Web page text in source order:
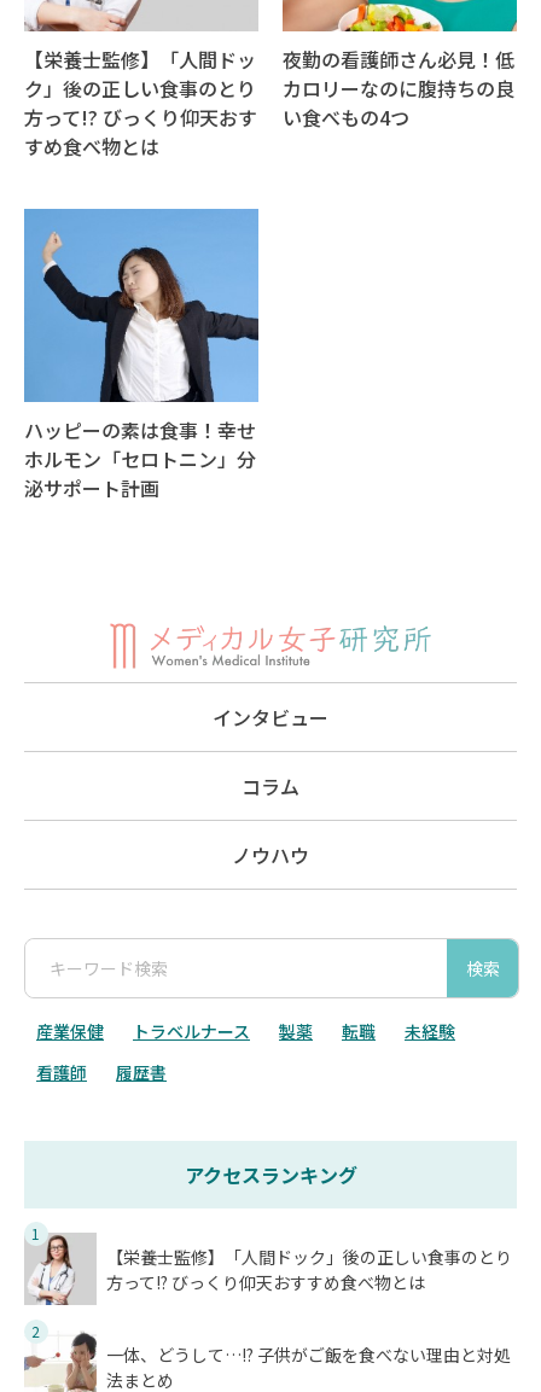
【栄養士監修】「人間ドッ
ク」後の正しい食事のとり
方って!? びっくり仰天おす
すめ食べ物とは
夜勤の看護師さん必見！低
カロリーなのに腹持ちの良
い食べもの4つ
ハッピーの素は食事！幸せ
ホルモン「セロトニン」分
泌サポート計画
インタビュー
コラム
ノウハウ
検索
産業保健 トラベルナース 製薬 転職
未経験
看護師
履歴書
アクセスランキング
1
【栄養士監修】「人間ドック」後の正しい食事のとり
方って!? びっくり仰天おすすめ食べ物とは
2
一体、どうして…!? 子供がご飯を食べない理由と対処
法まとめ